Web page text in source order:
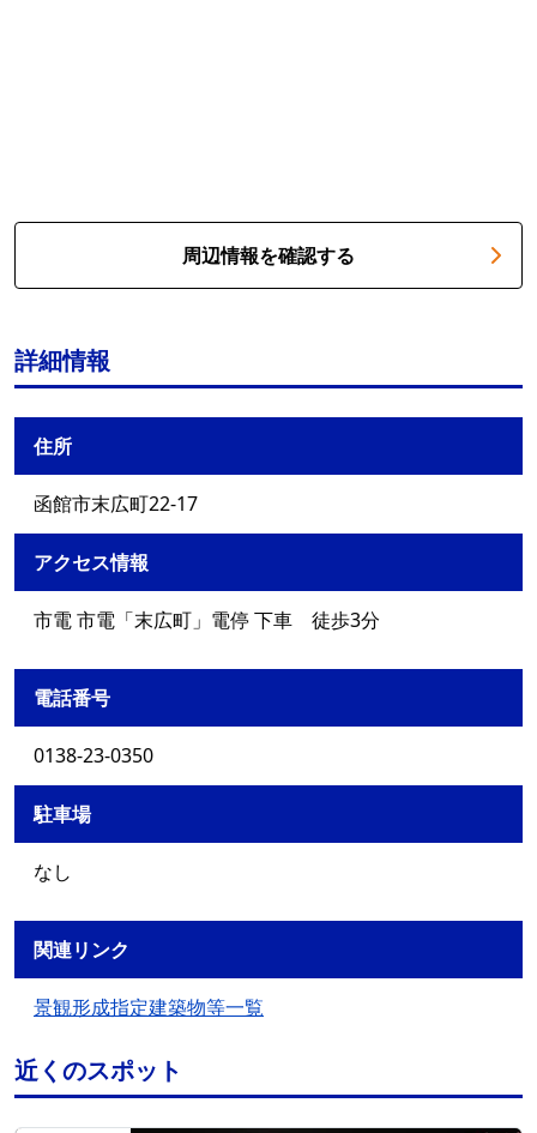
周辺情報を確認する
詳細情報
住所
函館市末広町22-17
アクセス情報
市電 市電「末広町」電停 下車 徒歩3分
電話番号
0138-23-0350
駐車場
なし
関連リンク
景観形成指定建築物等一覧
近くのスポット